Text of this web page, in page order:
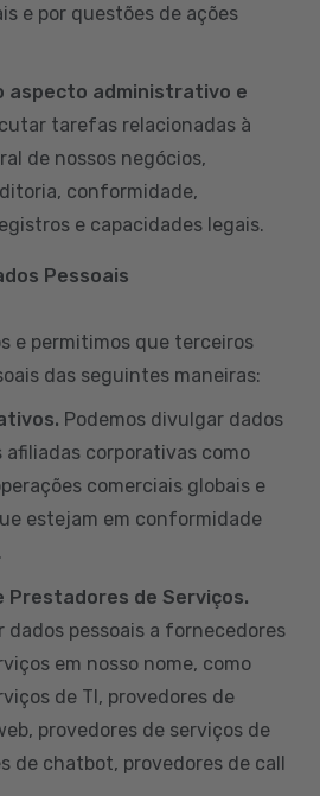
e por questões de ações
aspecto administrativo e
tarefas relacionadas à
de nossos negócios,
conformidade,
e capacidades legais.
Pessoais
e permitimos que terceiros
das seguintes maneiras:
Podemos divulgar dados
afiliadas corporativas como
comerciais globais e
estejam em conformidade
Prestadores de Serviços.
dados pessoais a fornecedores
em nosso nome, como
de TI, provedores de
provedores de serviços de
de chatbot, provedores de call